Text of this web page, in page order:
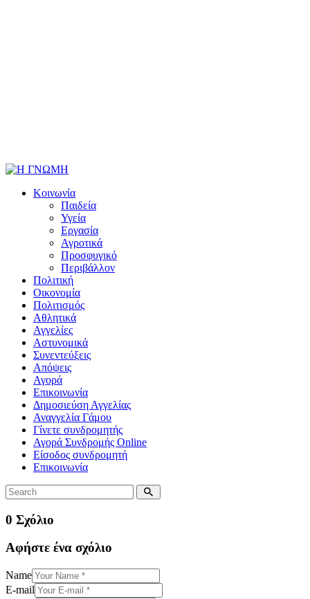
Κοινωνία
Παιδεία
Υγεία
Εργασία
Αγροτικά
Προσφυγικό
Περιβάλλον
Πολιτική
Οικονομία
Πολιτισμός
Αθλητικά
Αγγελίες
Αστυνομικά
Συνεντεύξεις
Απόψεις
Αγορά
Επικοινωνία
Δημοσιεύση Αγγελίας
Αναγγελία Γάμου
Γίνετε συνδρομητής
Αγορά Συνδρομής Online
Είσοδος συνδρομητή
Επικοινωνία
0 Σχόλιο
Αφήστε ένα σχόλιο
Name
E-mail